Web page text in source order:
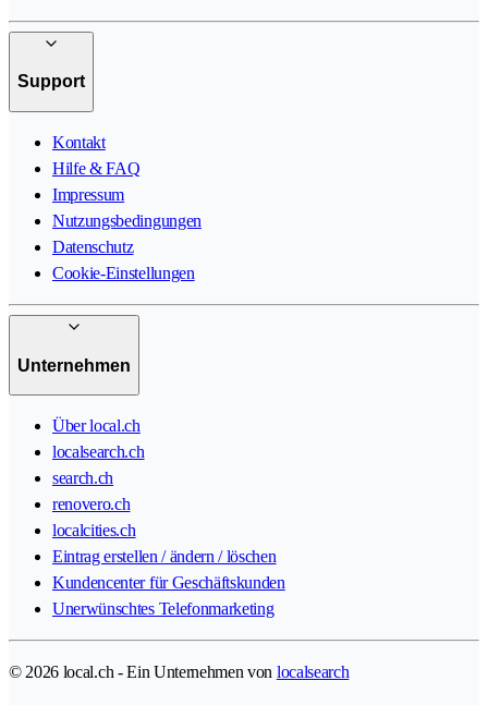
Support
Kontakt
Hilfe & FAQ
Impressum
Nutzungsbedingungen
Datenschutz
Cookie-Einstellungen
Unternehmen
Über local.ch
localsearch.ch
search.ch
renovero.ch
localcities.ch
Eintrag erstellen / ändern / löschen
Kundencenter für Geschäftskunden
Unerwünschtes Telefonmarketing
© 2026 local.ch - Ein Unternehmen von localsearch